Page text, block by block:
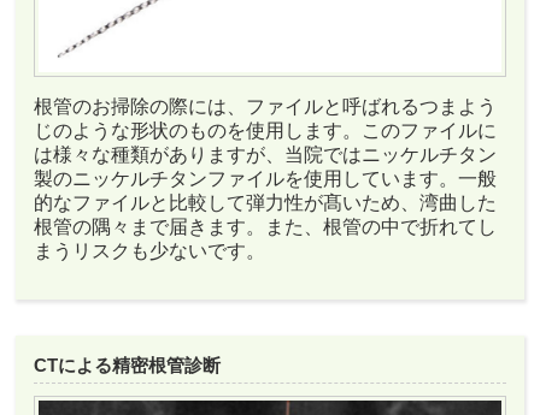
根管のお掃除の際には、ファイルと呼ばれるつまよう
じのような形状のものを使用します。このファイルに
は様々な種類がありますが、当院ではニッケルチタン
製のニッケルチタンファイルを使用しています。一般
的なファイルと比較して弾力性が髙いため、湾曲した
根管の隅々まで届きます。また、根管の中で折れてし
まうリスクも少ないです。
CTによる精密根管診断